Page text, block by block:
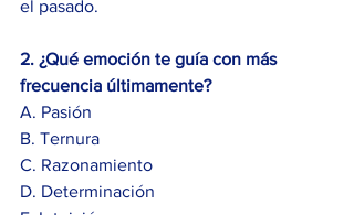
el pasado.
2. ¿Qué emoción te guía con más
frecuencia últimamente?
A. Pasión
B. Ternura
C. Razonamiento
D. Determinación